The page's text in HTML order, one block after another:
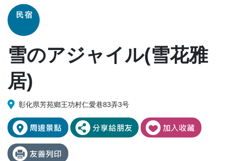
民宿
雪のアジャイル(雪花雅
居)
彰化県芳苑鄉王功村仁愛巷83弄3号